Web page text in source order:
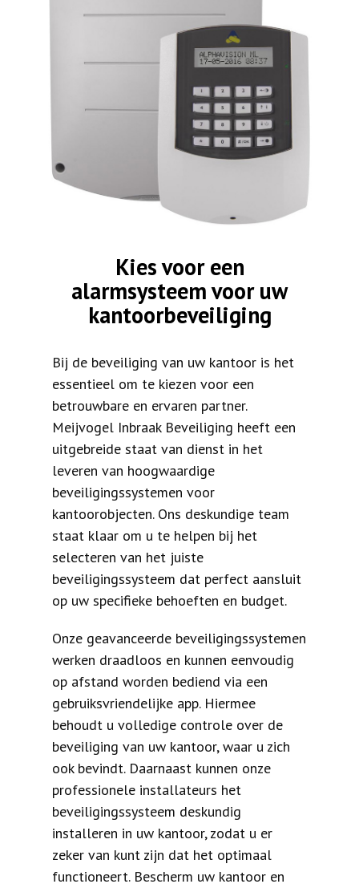
Kies voor een
alarmsysteem voor uw
kantoorbeveiliging
Bij de beveiliging van uw kantoor is het
essentieel om te kiezen voor een
betrouwbare en ervaren partner.
Meijvogel Inbraak Beveiliging heeft een
uitgebreide staat van dienst in het
leveren van hoogwaardige
beveiligingssystemen voor
kantoorobjecten. Ons deskundige team
staat klaar om u te helpen bij het
selecteren van het juiste
beveiligingssysteem dat perfect aansluit
op uw specifieke behoeften en budget.
Onze geavanceerde beveiligingssystemen
werken draadloos en kunnen eenvoudig
op afstand worden bediend via een
gebruiksvriendelijke app. Hiermee
behoudt u volledige controle over de
beveiliging van uw kantoor, waar u zich
ook bevindt. Daarnaast kunnen onze
professionele installateurs het
beveiligingssysteem deskundig
installeren in uw kantoor, zodat u er
zeker van kunt zijn dat het optimaal
functioneert. Bescherm uw kantoor en